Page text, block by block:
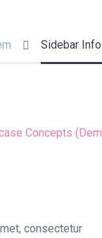
Sidebar
Concepts
consectetur